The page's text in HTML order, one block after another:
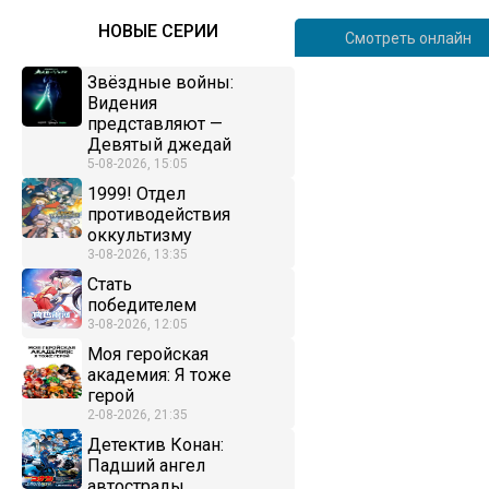
НОВЫЕ СЕРИИ
Звёздные войны:
Видения
представляют —
Девятый джедай
5-08-2026, 15:05
1999! Отдел
противодействия
оккультизму
3-08-2026, 13:35
Стать
победителем
3-08-2026, 12:05
Моя геройская
академия: Я тоже
герой
2-08-2026, 21:35
Детектив Конан:
Падший ангел
Смотреть онлайн